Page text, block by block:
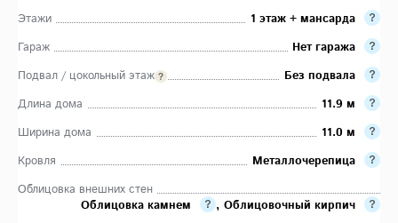
Этажи
1 этаж + мансарда
Гараж
Нет гаража
Подвал / цокольный этаж
Без подвала
Длина дома
11.9 м
Ширина дома
11.0 м
Кровля
Металлочерепица
Облицовка внешних стен
Облицовка камнем
, Облицовочный кирпич